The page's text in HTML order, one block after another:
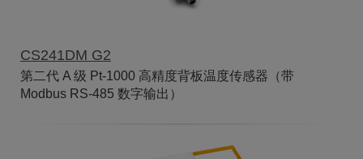
CS241DM G2
第二代 A 级 Pt-1000 高精度背板温度传感器（带
Modbus RS-485 数字输出）